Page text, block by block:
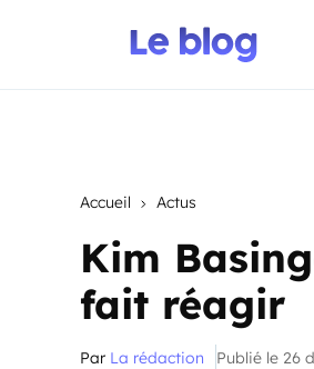
Accueil Actus
Kim
fait réagir
Par La rédaction Publié le 26